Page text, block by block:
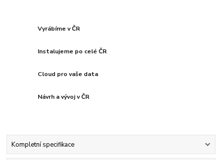
Vyrábíme v ČR
Instalujeme po celé ČR
Cloud pro vaše data
Návrh a vývoj v ČR
Kompletní specifikace